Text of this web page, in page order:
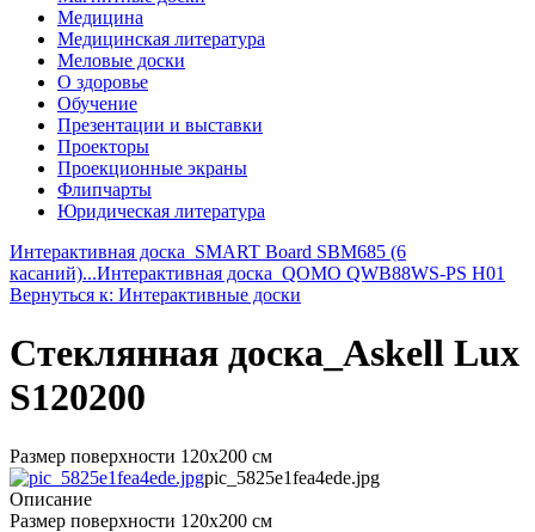
Медицина
Медицинская литература
Меловые доски
О здоровье
Обучение
Презентации и выставки
Проекторы
Проекционные экраны
Флипчарты
Юридическая литература
Интерактивная доска_SMART Board SBM685 (6
касаний)...Интерактивная доска_QOMO QWB88WS-PS H01
Вернуться к: Интерактивные доски
Стеклянная доска_Askell Lux
S120200
Размер поверхности 120х200 см
pic_5825e1fea4ede.jpg
Описание
Размер поверхности 120х200 см